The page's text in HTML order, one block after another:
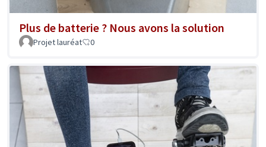
Plus de batterie ? Nous avons la solution
Projet lauréat 0